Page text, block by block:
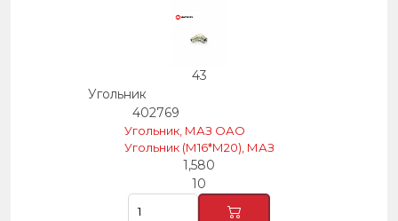
43
Угольник
402769
Угольник, МАЗ ОАО
Угольник (М16*М20), МАЗ
1,580
10